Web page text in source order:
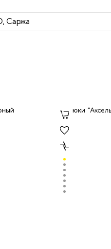
Саржа